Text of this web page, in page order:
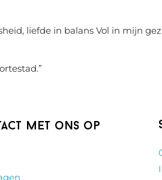
liefde in balans Vol in mijn
”
met ons op